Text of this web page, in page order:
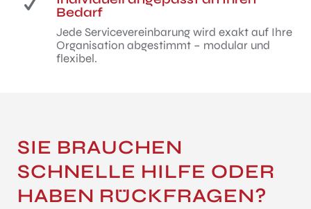
Bedarf
Jede Servicevereinbarung wird exakt auf Ihre
Organisation abgestimmt – modular und
flexibel.
SIE BRAUCHEN
SCHNELLE HILFE ODER
HABEN RÜCKFRAGEN?